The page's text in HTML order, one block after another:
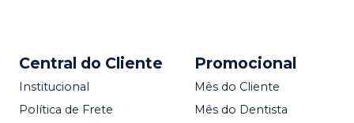
Central do Cliente
Institucional
Política de Frete
Promocional
Mês do Cliente
Mês do Dentista